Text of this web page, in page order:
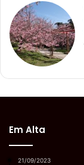
Em Alta
21/09/2023